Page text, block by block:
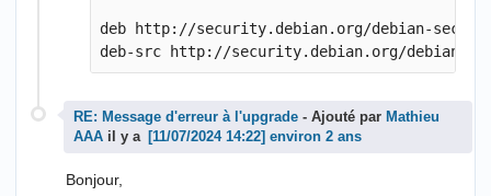
deb http://security.debian.org/debian-
RE: Message d'erreur à l'upgrade - Ajouté par Mathieu
AAA il y a environ 2 ans
Bonjour,